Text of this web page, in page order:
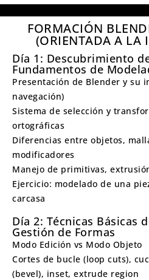
FORMACIÓN
(ORIENTADA A LA
Día 1: Descubrimiento
Fundamentos de
Presentación de Blender y su
navegación)
Sistema de selección y
ortográficas
Diferencias entre objetos,
modificadores
Manejo de primitivas,
Ejercicio: modelado de una
carcasa
Día 2: Técnicas Básicas
Gestión de Formas
Modo Edición vs Modo Objeto
Cortes de bucle (loop cuts),
(bevel), inset, extrude region